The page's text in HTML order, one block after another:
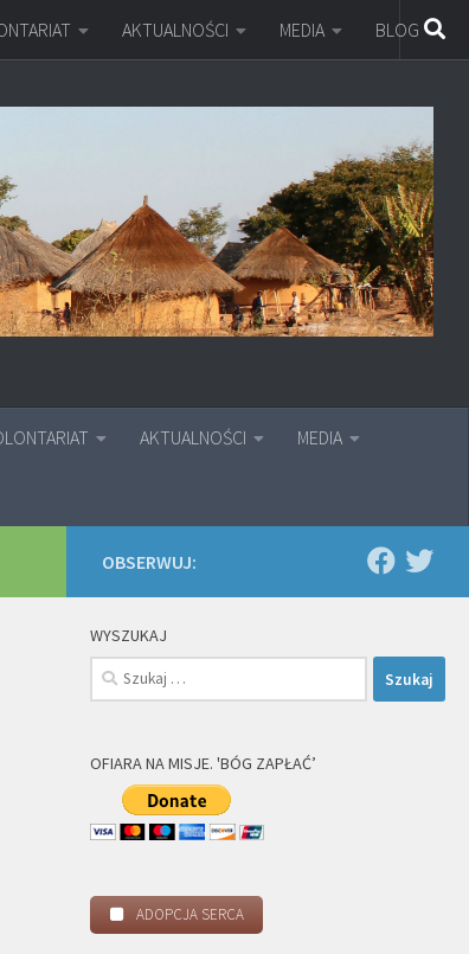
AKTUALNOŚCI MEDIA BLOG
AKTUALNOŚCI MEDIA
OBSERWUJ:
WYSZUKAJ
Szukaj:
OFIARA NA MISJE. 'BÓG ZAPŁAĆ’
ADOPCJA SERCA